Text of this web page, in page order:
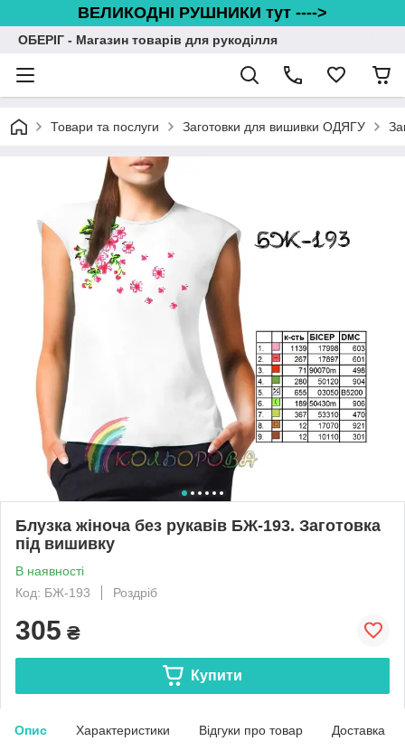
ВЕЛИКОДНІ РУШНИКИ тут ---->
ОБЕРІГ - Магазин товарів для рукоділля
Товари та послуги Заготовки для вишивки ОДЯГУ
Блузка жіноча без рукавів БЖ-193. Заготовка
під вишивку
В наявності
Код: БЖ-193
Роздріб
305 ₴
Купити
Опис Характеристики Відгуки про товар Доставка